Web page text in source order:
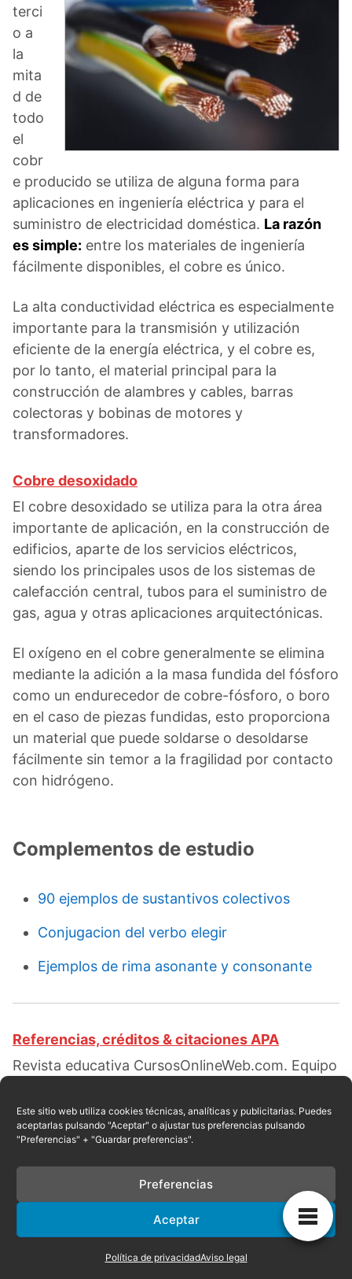
Este sitio web utiliza cookies técnicas, analíticas y publicitarias. Puedes
aceptarlas pulsando "Aceptar" o ajustar tus preferencias pulsando
"Preferencias" + "Guardar preferencias".
Aceptar
Preferencias
Política de privacidadAviso legal
terci
o a
la
mita
d de
todo
el
cobr
e producido se utiliza de alguna forma para
aplicaciones en ingeniería eléctrica y para el
suministro de electricidad doméstica. La razón
es simple: entre los materiales de ingeniería
fácilmente disponibles, el cobre es único.
La alta conductividad eléctrica es especialmente
importante para la transmisión y utilización
eficiente de la energía eléctrica, y el cobre es,
por lo tanto, el material principal para la
construcción de alambres y cables, barras
colectoras y bobinas de motores y
transformadores.
Cobre desoxidado
El cobre desoxidado se utiliza para la otra área
importante de aplicación, en la construcción de
edificios, aparte de los servicios eléctricos,
siendo los principales usos de los sistemas de
calefacción central, tubos para el suministro de
gas, agua y otras aplicaciones arquitectónicas.
El oxígeno en el cobre generalmente se elimina
mediante la adición a la masa fundida del fósforo
como un endurecedor de cobre-fósforo, o boro
en el caso de piezas fundidas, esto proporciona
un material que puede soldarse o desoldarse
fácilmente sin temor a la fragilidad por contacto
con hidrógeno.
Complementos de estudio
90 ejemplos de sustantivos colectivos
Conjugacion del verbo elegir
Ejemplos de rima asonante y consonante
Referencias, créditos & citaciones APA
Revista educativa CursosOnlineWeb.com. Equipo
cobre. Escrito por:Bencosme Nolalo Dominic.
Obtenido en fecha 08, 2026, desde el sitio web:
https://cursosonlineweb.com/usos-del-
cobre.html
Contacto